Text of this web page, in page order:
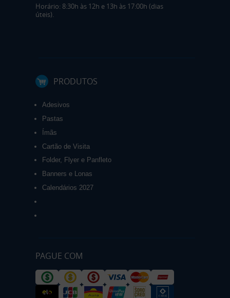
Horário: 8:30h às 12h e 13h às 17:00h (dias
úteis).
PRODUTOS
Adesivos
Pastas
Ímãs
Cartão de Visita
Folder, Flyer e Panfleto
Banners e Lonas
Calendários 2027
PAGUE COM